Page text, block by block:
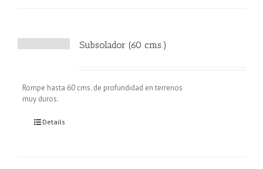
Subsolador (60 cms.)
Rompe hasta 60 cms. de profundidad en terrenos
muy duros.
Details